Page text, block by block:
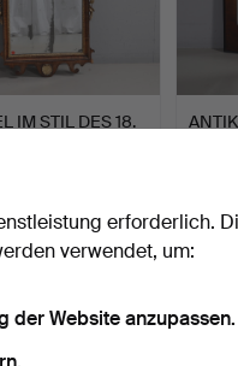
IM STIL DES 18.
54
erforderlich.
verwendet, um:
der Website anzupassen.